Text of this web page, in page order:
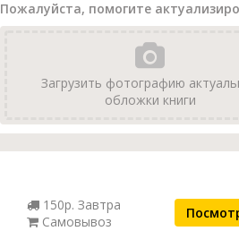
Пожалуйста, помогите
Загрузить фотографию
обложки книги
150р. Завтра
Самовывоз